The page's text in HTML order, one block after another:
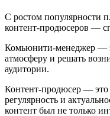
С ростом популярности
контент-продюсеров —
Комьюнити-менеджер —
атмосферу и решать
аудитории.
Контент-продюсер — это
регулярность и
контент был не только